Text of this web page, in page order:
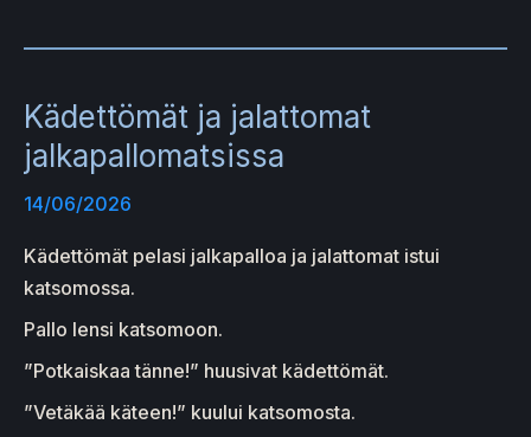
Kädettömät ja jalattomat
jalkapallomatsissa
14/06/2026
Kädettömät pelasi jalkapalloa ja jalattomat istui
katsomossa.
Pallo lensi katsomoon.
”Potkaiskaa tänne!” huusivat kädettömät.
”Vetäkää käteen!” kuului katsomosta.